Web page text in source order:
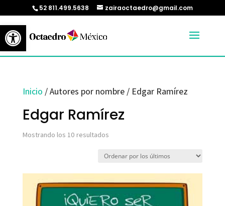
Abrir barra de herramientas
52 811.499.5638 zairaoctaedro@gmail.com
Inicio / Autores por nombre / Edgar Ramírez
Edgar Ramírez
Mostrando los 10 resultadosOrdenado